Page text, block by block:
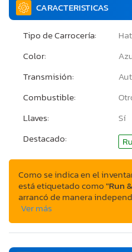
CARACTERISTICAS
Tipo de Carrocería:
Color:
Transmisión:
Combustible:
Llaves:
Sí
Destacado:
Como se indica en el
está etiquetado como"Run
arrancó de manera
Ver más